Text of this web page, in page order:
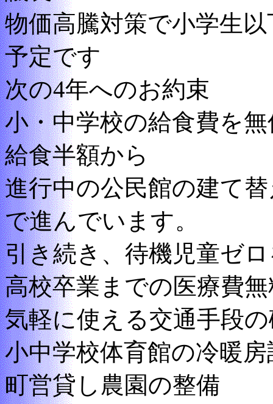
物価高騰対策で小学生
予定です
次の4年へのお約束
小・中学校の給食費を
給食半額から
進行中の公民館の建て
で進んでいます。
引き続き、待機児童ゼ
高校卒業までの医療費
気軽に使える交通手段
小中学校体育館の冷暖房
町営貸し農園の整備